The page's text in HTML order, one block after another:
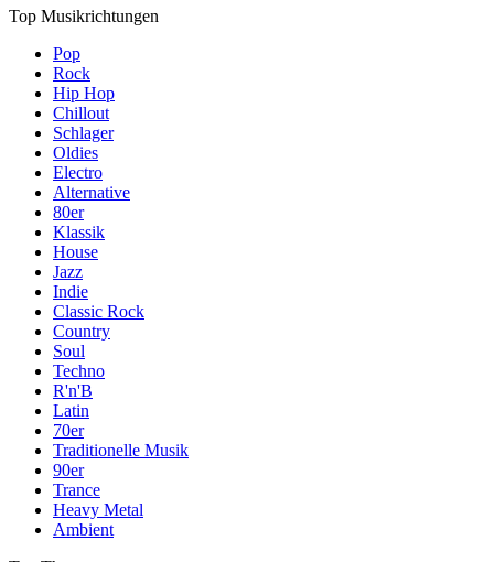
Top Musikrichtungen
Pop
Rock
Hip Hop
Chillout
Schlager
Oldies
Electro
Alternative
80er
Klassik
House
Jazz
Indie
Classic Rock
Country
Soul
Techno
R'n'B
Latin
70er
Traditionelle Musik
90er
Trance
Heavy Metal
Ambient